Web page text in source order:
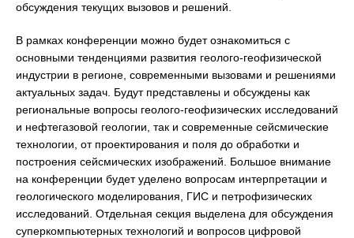
обсуждения текущих вызовов и решений.
В рамках конференции можно будет ознакомиться с
основными тенденциями развития геолого-геофизической
индустрии в регионе, современными вызовами и решениями
актуальных задач. Будут представлены и обсуждены как
региональные вопросы геолого-геофизических исследований
и нефтегазовой геологии, так и современные сейсмические
технологии, от проектирования и поля до обработки и
построения сейсмических изображений. Большое внимание
на конференции будет уделено вопросам интерпретации и
геологического моделирования, ГИС и петрофизических
исследований. Отдельная секция выделена для обсуждения
суперкомпьютерных технологий и вопросов цифровой